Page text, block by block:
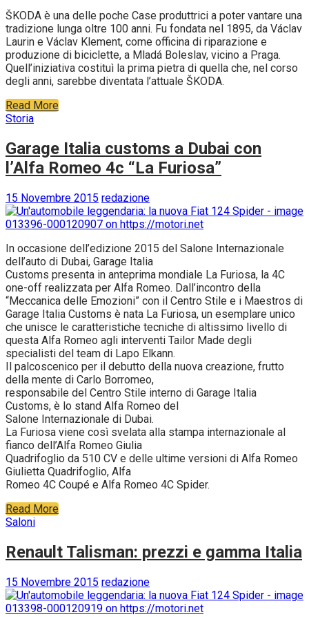
ŠKODA è una delle poche Case produttrici a poter vantare una
tradizione lunga oltre 100 anni. Fu fondata nel 1895, da Václav
Laurin e Václav Klement, come officina di riparazione e
produzione di biciclette, a Mladá Boleslav, vicino a Praga.
Quell’iniziativa costituì la prima pietra di quella che, nel corso
degli anni, sarebbe diventata l’attuale ŠKODA.
Read More
Storia
Garage Italia customs a Dubai con
l’Alfa Romeo 4c “La Furiosa”
15 Novembre 2015 redazione
In occasione dell’edizione 2015 del Salone Internazionale
dell’auto di Dubai, Garage Italia
Customs presenta in anteprima mondiale La Furiosa, la 4C
one-off realizzata per Alfa Romeo. Dall’incontro della
“Meccanica delle Emozioni” con il Centro Stile e i Maestros di
Garage Italia Customs è nata La Furiosa, un esemplare unico
che unisce le caratteristiche tecniche di altissimo livello di
questa Alfa Romeo agli interventi Tailor Made degli
specialisti del team di Lapo Elkann.
Il palcoscenico per il debutto della nuova creazione, frutto
della mente di Carlo Borromeo,
responsabile del Centro Stile interno di Garage Italia
Customs, è lo stand Alfa Romeo del
Salone Internazionale di Dubai.
La Furiosa viene così svelata alla stampa internazionale al
fianco dell’Alfa Romeo Giulia
Quadrifoglio da 510 CV e delle ultime versioni di Alfa Romeo
Giulietta Quadrifoglio, Alfa
Romeo 4C Coupé e Alfa Romeo 4C Spider.
Read More
Saloni
Renault Talisman: prezzi e gamma Italia
15 Novembre 2015 redazione